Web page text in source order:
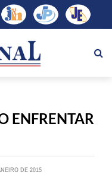
ENFRENTAR
DE 2015